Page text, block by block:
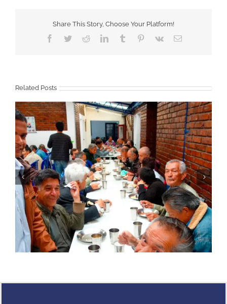
Share This Story, Choose Your Platform!
Facebook
TwitterRedditLinkedInTumblr Pinterest
Vk Email
Related Posts
Novena de Navidad